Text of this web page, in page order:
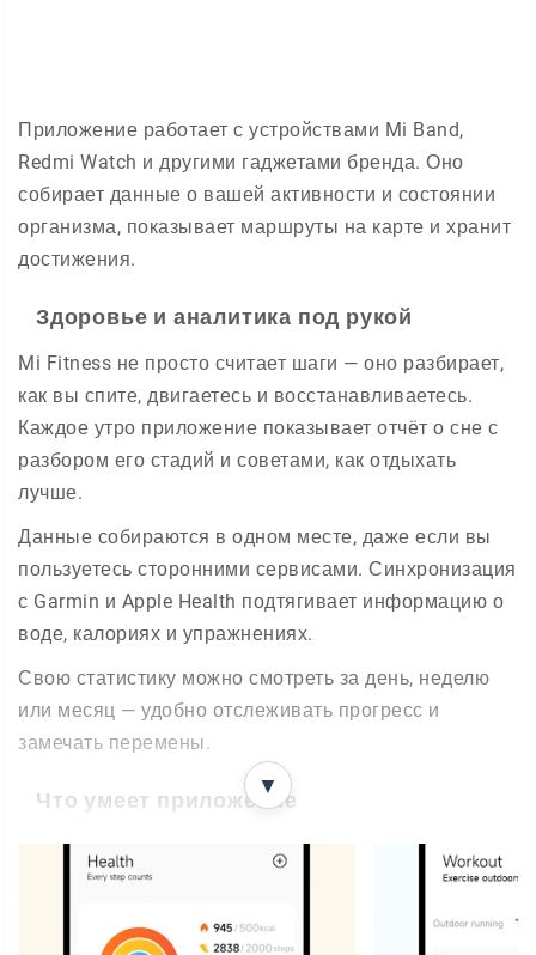
Приложение работает с устройствами Mi Band,
Redmi Watch и другими гаджетами бренда. Оно
собирает данные о вашей активности и состоянии
организма, показывает маршруты на карте и хранит
достижения.
Здоровье и аналитика под рукой
Mi Fitness не просто считает шаги — оно разбирает,
как вы спите, двигаетесь и восстанавливаетесь.
Каждое утро приложение показывает отчёт о сне с
разбором его стадий и советами, как отдыхать
лучше.
Данные собираются в одном месте, даже если вы
пользуетесь сторонними сервисами. Синхронизация
с Garmin и Apple Health подтягивает информацию о
воде, калориях и упражнениях.
Свою статистику можно смотреть за день, неделю
или месяц — удобно отслеживать прогресс и
замечать перемены.
Что умеет приложение
Мониторинг здоровья.Отслеживает пульс,
качество сна, уровень стресса и запас энергии.
дыхательную активность за ночь.
▼